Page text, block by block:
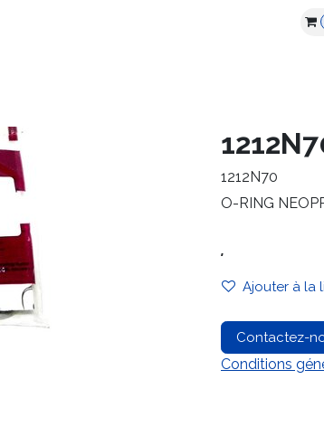
Recrutement
1212N70
O-RING
.
Ajouter à la
Contactez-
Conditions